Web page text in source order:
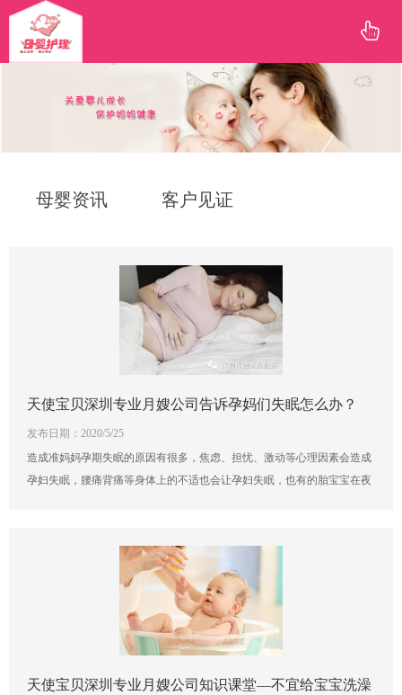
母婴资讯 客户见证
天使宝贝深圳专业月嫂公司告诉孕妈们失眠怎么办？
发布日期：2020/5/25
造成准妈妈孕期失眠的原因有很多，焦虑、担忧、激动等心理因素会造成
孕妇失眠，腰痛背痛等身体上的不适也会让孕妇失眠，也有的胎宝宝在夜
天使宝贝深圳专业月嫂公司知识课堂—不宜给宝宝洗澡